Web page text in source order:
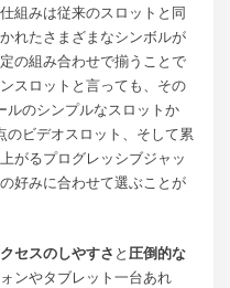
組みは従来のスロットと同
れたさまざまなシンボルが
の組み合わせで揃うことで
スロットと言っても、その
ルのシンプルなスロットか
のビデオスロット、そして累
がるプログレッシブジャッ
好みに合わせて選ぶことが
セスのしやすさ と圧倒的な
ンやタブレット一台あれ